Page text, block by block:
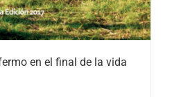
en el final de la vida